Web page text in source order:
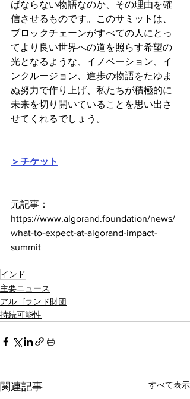
ばならない物語なのか、その理由を確
信させるものです。このサミットは、
ブロックチェーンがすべての人にとっ
てより良い世界への道を照らす希望の
光となるような、イノベーション、イ
ンクルージョン、進歩の物語をたゆま
ぬ努力で作り上げ、私たちが積極的に
未来を切り開いていることを思い出さ
せてくれるでしょう。
＞チケット
元記事：
https://www.algorand.foundation/news/
what-to-expect-at-algorand-impact-
summit
インド
主要ニュース
アルゴランド財団
持続可能性
関連記事 すべて表示